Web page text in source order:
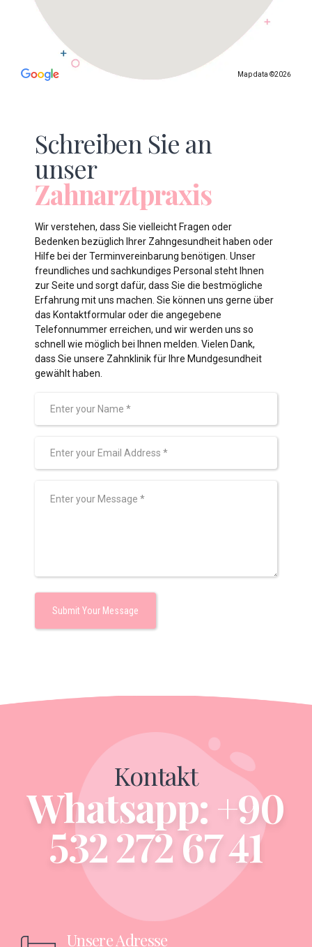
Map data ©2026
Schreiben Sie an
unser
Zahnarztpraxis
Wir verstehen, dass Sie vielleicht Fragen oder
Bedenken bezüglich Ihrer Zahngesundheit haben oder
Hilfe bei der Terminvereinbarung benötigen. Unser
freundliches und sachkundiges Personal steht Ihnen
zur Seite und sorgt dafür, dass Sie die bestmögliche
Erfahrung mit uns machen. Sie können uns gerne über
das Kontaktformular oder die angegebene
Telefonnummer erreichen, und wir werden uns so
schnell wie möglich bei Ihnen melden. Vielen Dank,
dass Sie unsere Zahnklinik für Ihre Mundgesundheit
gewählt haben.
Kontakt
Whatsapp: +90
532 272 67 41
Unsere Adresse